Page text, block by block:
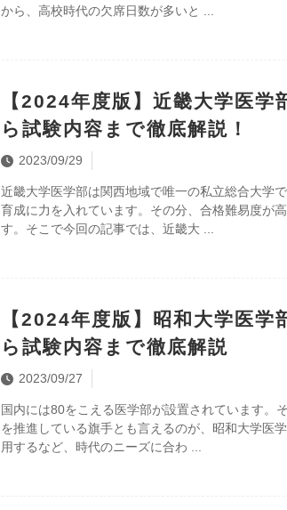
から、高校時代の欠席日数が多いと
【2024年度版】近畿大学医
ら試験内容まで徹底解説！
2023/09/29
近畿大学医学部は関西地域で唯一の私立総合大学
育成に力を入れています。その分、合格難易度が
す。そこで今回の記事では、近畿大
【2024年度版】昭和大学医
ら試験内容まで徹底解説
2023/09/27
国内には80をこえる医学部が設置されています。
を推進している旗手とも言えるのが、昭和大学医
用するなど、時代のニーズに合わ